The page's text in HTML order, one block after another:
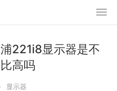
221i8显示器是不
高吗
显示器